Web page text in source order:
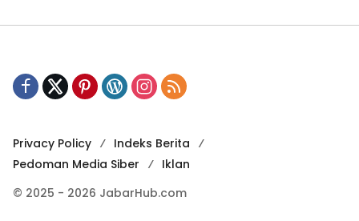
Privacy Policy
Indeks Berita
Pedoman Media Siber
Iklan
© 2025 - 2026 JabarHub.com